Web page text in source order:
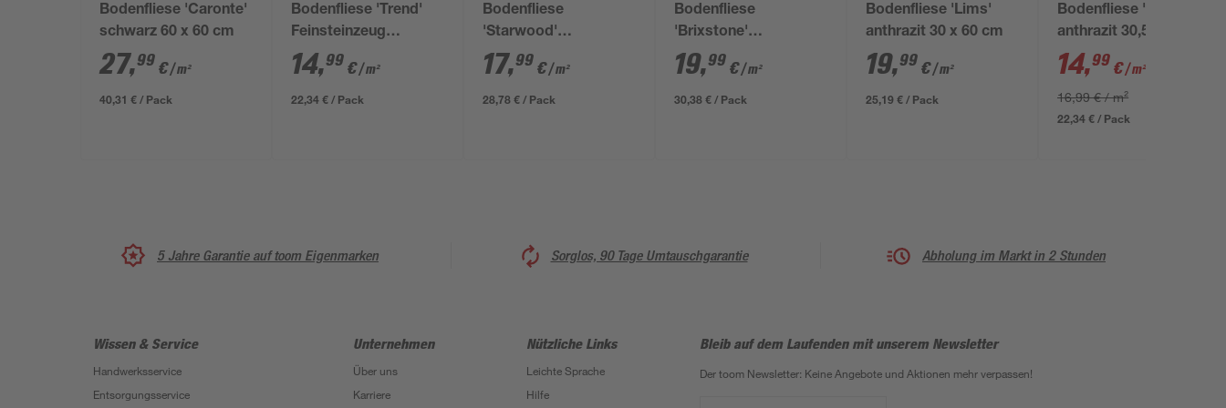
Bodenfliese 'Caronte'
schwarz 60 x 60 cm
27,99 €/ m²
40,31 € / Pack
Bodenfliese 'Trend'
Feinsteinzeug
anthrazit 30,5 x 61 cm
14,99 €/ m²
22,34 € / Pack
Bodenfliese
'Starwood'
Feinsteinzeug grau
29,8 x 59,8 cm
17,99 €/ m²
28,78 € / Pack
Bodenfliese
'Brixstone'
Feinsteinzeug grau
61,5 x 61,5 cm
19,99 €/ m²
30,38 € / Pack
Bodenfliese 'Lims'
anthrazit 30 x 60 cm
19,99 €/ m²
25,19 € / Pack
Bodenfliese 'Star'
anthrazit 30,5 x 61 cm
14,99 €/ m²
16,99 € / m²
22,34 € / Pack
5 Jahre Garantie auf toom Eigenmarken Sorglos, 90 Tage Umtauschgarantie Abholung im Markt in 2 Stunden
Wissen & Service
Handwerksservice
Entsorgungsservice
Unternehmen
Über uns
Karriere
Nützliche Links
Leichte Sprache
Hilfe
Bleib auf dem Laufenden mit unserem Newsletter
Der toom Newsletter: Keine Angebote und Aktionen mehr verpassen!